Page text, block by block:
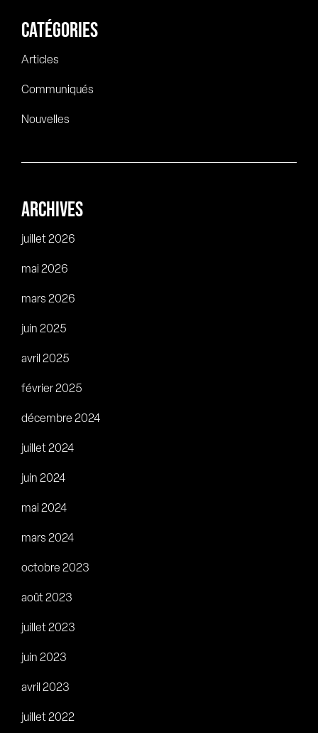
CATÉGORIES
Articles
Communiqués
Nouvelles
ARCHIVES
juillet 2026
mai 2026
mars 2026
juin 2025
avril 2025
février 2025
décembre 2024
juillet 2024
juin 2024
mai 2024
mars 2024
octobre 2023
août 2023
juillet 2023
juin 2023
avril 2023
juillet 2022